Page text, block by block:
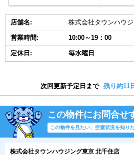
店舗名: 株式会社タウンハウ
営業時間: 10:00～19：00
定休日: 毎水曜日
次回更新予定日まで 残り約11
この物件にお問合せ
この物件を見たい、空室状況を知り
株式会社タウンハウジング東京 北千住店